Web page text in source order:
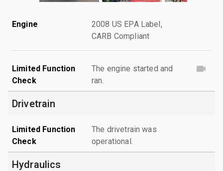
Engine
2008 US EPA Label,
CARB Compliant
Limited Function
Check
The engine started and
ran.
Drivetrain
Limited Function
Check
The drivetrain was
operational.
Hydraulics